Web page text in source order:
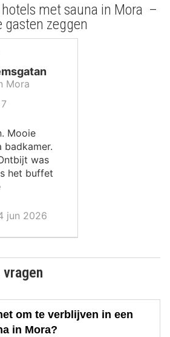
met sauna in Mora –
gasten zeggen
Mora
7
Mooie
badkamer.
was
het buffet
jun 2026
om te verblijven in een
in Mora?